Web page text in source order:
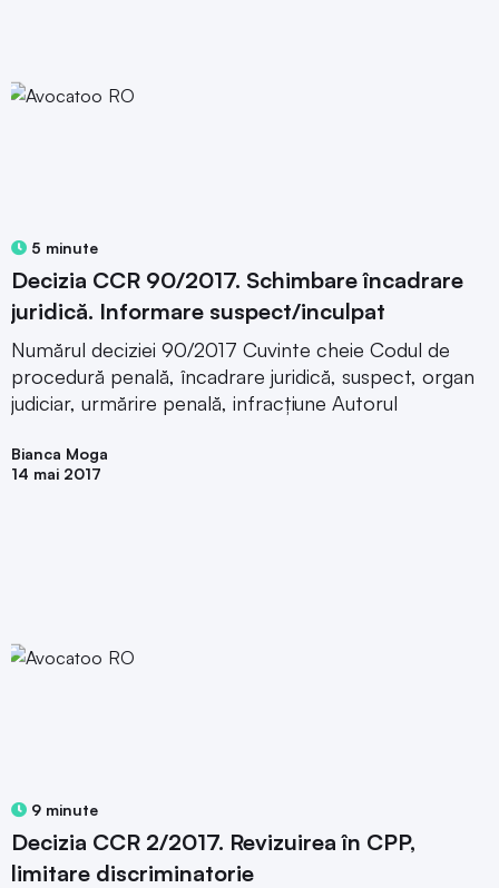
5 minute
Decizia CCR 90/2017. Schimbare încadrare
juridică. Informare suspect/inculpat
Numărul deciziei 90/2017 Cuvinte cheie Codul de
procedură penală, încadrare juridică, suspect, organ
judiciar, urmărire penală, infracțiune Autorul
Bianca Moga
14 mai 2017
9 minute
Decizia CCR 2/2017. Revizuirea în CPP,
limitare discriminatorie